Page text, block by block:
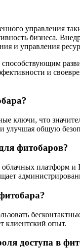
управления
бизнеса.
и управления
способствующим
и
ключи, что
улучшая общую
фитобаров?
платформ и
клиентский опыт.
доступа в